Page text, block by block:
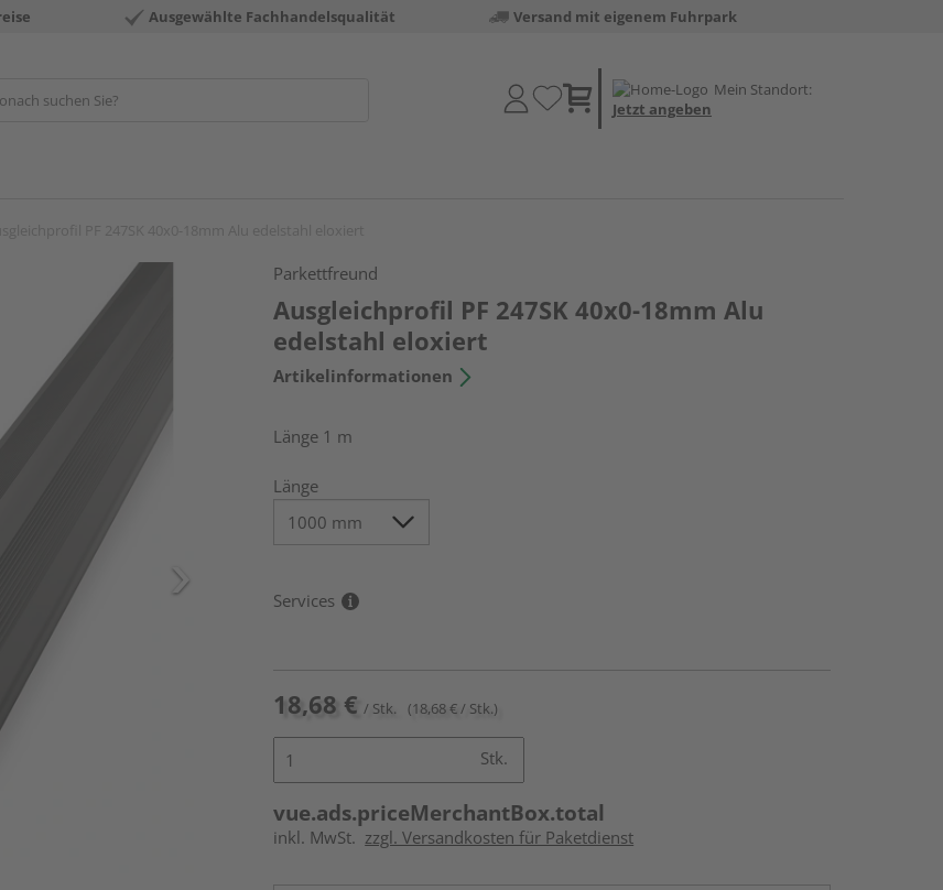
Ausgewählte Fachhandelsqualität Versand mit eigenem Fuhrpark
Mein Standort:
Jetzt angeben
Parkettfreund
Ausgleichprofil PF 247SK 40x0-18mm Alu
edelstahl eloxiert
Artikelinformationen
Länge 1 m
Länge
Services
18,68 € / Stk. (18,68 € / Stk.)
Stk.
vue.ads.priceMerchantBox.total
inkl. MwSt. zzgl. Versandkosten für Paketdienst